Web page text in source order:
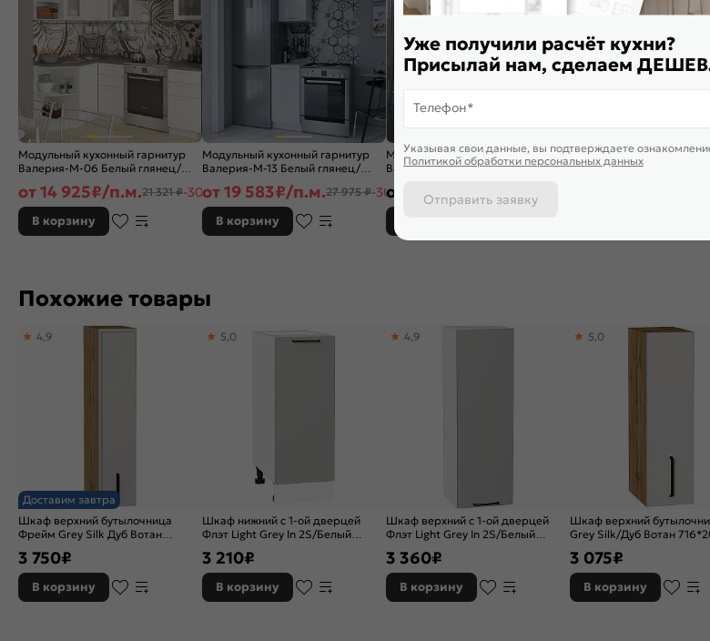
Модульный кухонный гарнитур
Валерия-М-06 Белый глянец/
Белый 2140x1290/2000x600
от14 925₽/п.м.21 321 ₽-30%
В корзину
Модульный кухонный гарнитур
Валерия-М-13 Белый глянец/
Белый 2336x400x600
от19 583₽/п.м.27 975 ₽-30%
В корзину
Модульный кухонный гарнитур
Валерия-М-03 Белый
от 22 874
Столешница прямая/3/
марквина черный
Похожие товары
Доставим завтра
Шкаф верхний бутылочница
Фрейм Grey Silk Дуб Вотан
4,9
3 750₽
В корзину
Шкаф нижний с 1-ой дверцей
Флэт Light Grey In 2S/Белый
5,0
3 210₽
В корзину
Шкаф верхний с 1-ой дверцей
Флэт Light Grey In 2S/Белый
4,9
3 360₽
В корзину
Шкаф верхний
Grey Silk/Дуб Вотан
5,0
3 075₽
В корзину
Уже получили расчёт кухни?
Присылай нам, сделаем
Телефон*
Указывая свои данные, вы подтверждаете
Политикой обработки персональных данных
Отправить заявку